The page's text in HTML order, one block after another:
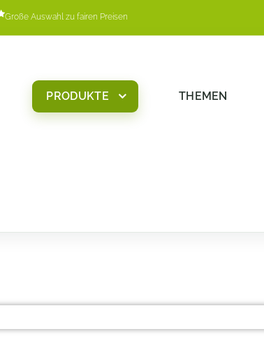
Große Auswahl zu fairen Preisen
PRODUKTE THEMEN